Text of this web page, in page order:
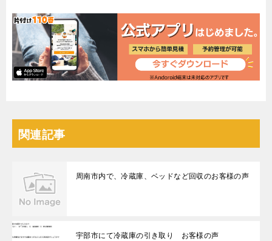
関連記事
周南市内で、冷蔵庫、ベッドなど回収のお客様の声
宇部市にて冷蔵庫の引き取り お客様の声